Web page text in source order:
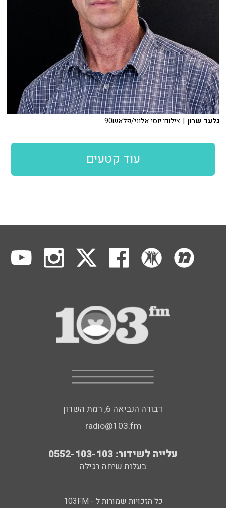
גלעד שרון | צילום: יוסי אלוני/פלאש90
עוד קטעים
דבורה הנביאה 6, רמת השרון
radio@103.fm
עלייה לשידור: 0552-103-103
בעלות שיחה רגילה
כל הזכויות שמורות ל - 103FM